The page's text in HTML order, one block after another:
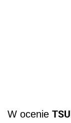
W ocenie